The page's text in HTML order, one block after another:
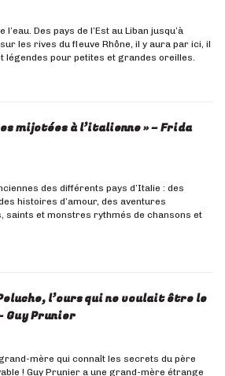
Des pays de l’Est au Liban jusqu’à
les rives du fleuve Rhône, il y aura par ici, il
légendes pour petites et grandes oreilles.
mijotées à l’italienne » – Frida
des différents pays d’Italie : des
histoires d’amour, des aventures
saints et monstres rythmés de chansons et
, l’ours qui ne voulait être le
Guy Prunier
mère qui connaît les secrets du père
! Guy Prunier a une grand-mère étrange